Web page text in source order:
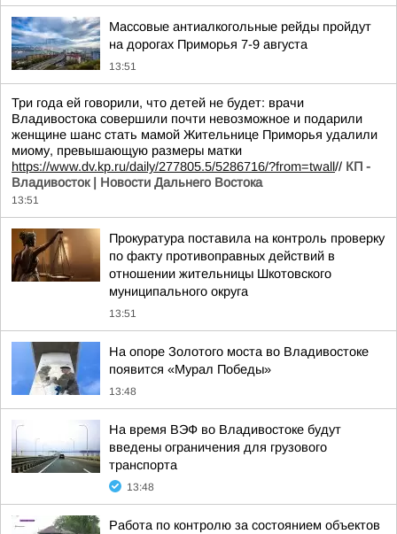
Массовые антиалкогольные рейды пройдут
на дорогах Приморья 7-9 августа
13:51
Три года ей говорили, что детей не будет: врачи
Владивостока совершили почти невозможное и подарили
женщине шанс стать мамой Жительнице Приморья удалили
миому, превышающую размеры матки
https://www.dv.kp.ru/daily/277805.5/5286716/?from=twall// КП -
Владивосток | Новости Дальнего Востока
13:51
Прокуратура поставила на контроль проверку
по факту противоправных действий в
отношении жительницы Шкотовского
муниципального округа
13:51
На опоре Золотого моста во Владивостоке
появится «Мурал Победы»
13:48
На время ВЭФ во Владивостоке будут
введены ограничения для грузового
транспорта
13:48
Работа по контролю за состоянием объектов